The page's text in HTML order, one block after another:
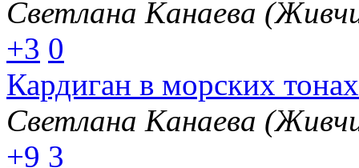
Светлана Канаева
+3 0
Кардиган в морских тонах
Светлана Канаева
+9 3